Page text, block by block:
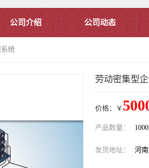
公司介绍 公司动态
统
劳动密集型
价格：￥
产品数量：
发货地址： 河